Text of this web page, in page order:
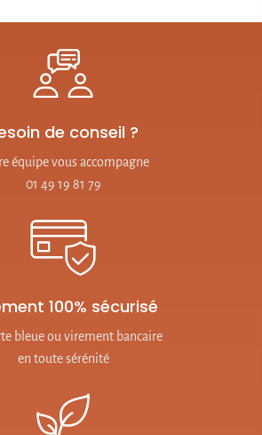
de conseil ?
équipe vous accompagne
01 49 19 81 79
100% sécurisé
bleue ou virement bancaire
en toute sérénité